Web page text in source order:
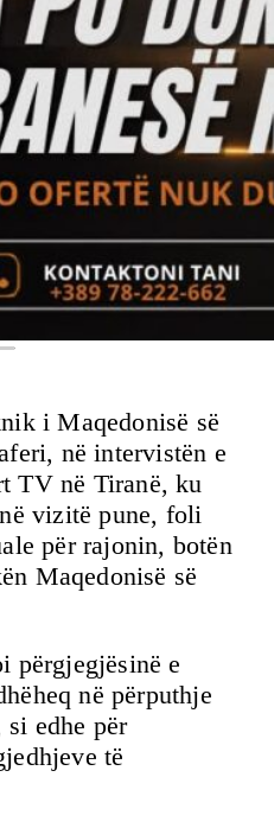
i Maqedonisë së
në intervistën e
TV në Tiranë, ku
vizitë pune, foli
për rajonin, botën
Maqedonisë së
përgjegjësinë e
në përputhje
si edhe për
të